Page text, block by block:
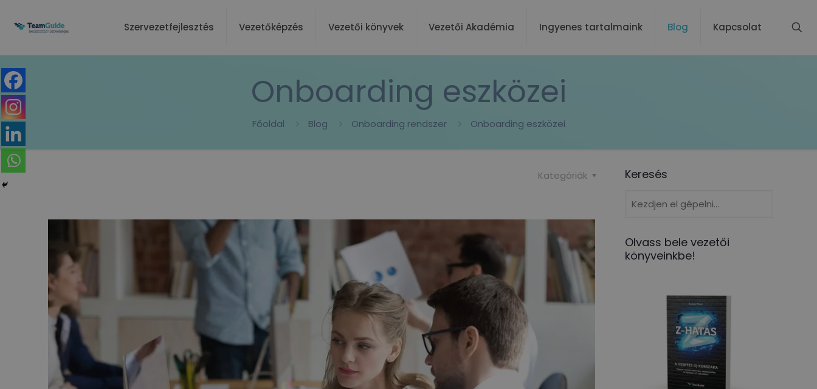
Szervezetfejlesztés Vezetőképzés Vezetői könyvek Vezetői Akadémia Ingyenes tartalmaink Blog Kapcsolat
Onboarding eszközei
Főoldal Blog Onboarding rendszer Onboarding eszközei
Kategóriák Keresés
Olvass bele vezetői
könyveinkbe!